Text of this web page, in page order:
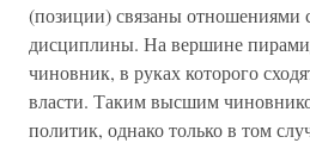
(позиции) связаны отношениями
дисциплины. На вершине
чиновник, в руках которого
власти. Таким высшим
политик, однако только в том